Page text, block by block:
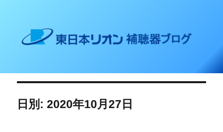
東日本リオン 補聴器ブログ
日別: 2020年10月27日